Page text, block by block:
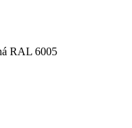
RAL 6005